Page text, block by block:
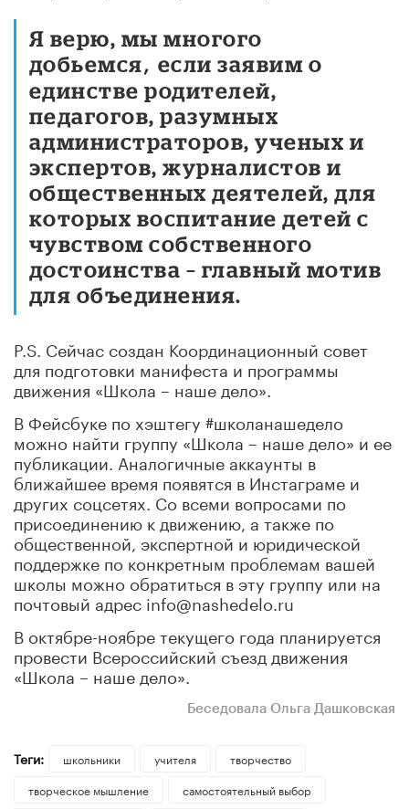
Я верю, мы многого
добьемся, если заявим о
единстве родителей,
педагогов, разумных
администраторов, ученых и
экспертов, журналистов и
общественных деятелей, для
которых воспитание детей с
чувством собственного
достоинства – главный мотив
для объединения.
P.S. Сейчас создан Координационный совет
для подготовки манифеста и программы
движения «Школа – наше дело».
В Фейсбуке по хэштегу #школанашедело
можно найти группу «Школа – наше дело» и ее
публикации. Аналогичные аккаунты в
ближайшее время появятся в Инстаграме и
других соцсетях. Со всеми вопросами по
присоединению к движению, а также по
общественной, экспертной и юридической
поддержке по конкретным проблемам вашей
школы можно обратиться в эту группу или на
почтовый адрес info@nashedelo.ru
В октябре-ноябре текущего года планируется
провести Всероссийский съезд движения
«Школа – наше дело».
Беседовала Ольга Дашковская
Теги: школьники учителя
творчество
творческое мышление
самостоятельный выбор